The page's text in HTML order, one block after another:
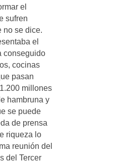
el
sufren
no se dice.
el
conseguido
cocinas
pasan
millones
hambruna y
se puede
de prensa
riqueza lo
reunión del
del Tercer